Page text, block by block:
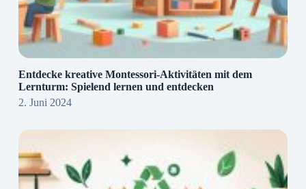
Entdecke kreative Montessori-Aktivitäten mit dem
Lernturm: Spielend lernen und entdecken
2. Juni 2024